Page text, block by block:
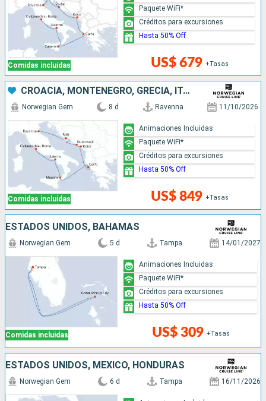
Comidas incluidas US$ 679 +Tasas
Paquete WiFi*
Créditos para excursiones
Hasta 50% Off
CROACIA, MONTENEGRO, GRECIA, ITALIA
Comidas incluidas
Norwegian Gem 8 d Ravenna 11/10/2026
US$ 849 +Tasas
Animaciones Incluidas
Paquete WiFi*
Créditos para excursiones
Hasta 50% Off
ESTADOS UNIDOS, BAHAMAS
Comidas incluidas
Norwegian Gem 5 d Tampa 14/01/2027
US$ 309 +Tasas
Animaciones Incluidas
Paquete WiFi*
Créditos para excursiones
Hasta 50% Off
ESTADOS UNIDOS, MÉXICO, HONDURAS
Norwegian Gem 6 d Tampa 16/11/2026